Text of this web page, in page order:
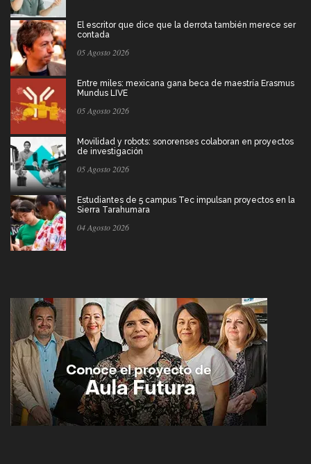
El escritor que dice que la derrota también merece ser
contada
05 Agosto 2026
Entre miles: mexicana gana beca de maestría Erasmus
Mundus LIVE
05 Agosto 2026
Movilidad y robots: sonorenses colaboran en proyectos
de investigación
05 Agosto 2026
Estudiantes de 5 campus Tec impulsan proyectos en la
Sierra Tarahumara
04 Agosto 2026